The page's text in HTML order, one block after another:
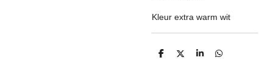
Kleur extra warm wit
D
D
S
D